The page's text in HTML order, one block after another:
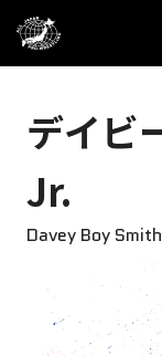
デイビ
Jr.
Davey Boy